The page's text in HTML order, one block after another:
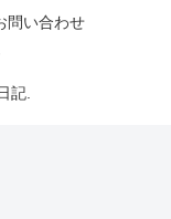
問い合わせ
記.